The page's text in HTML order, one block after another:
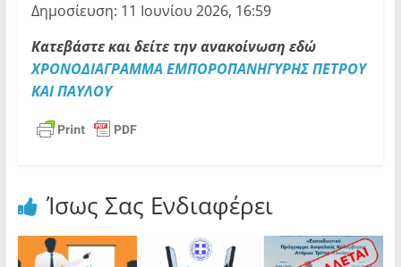
Δημοσίευση: 11 Ιουνίου 2026, 16:59
Κατεβάστε και δείτε την ανακοίνωση εδώ
ΧΡΟΝΟΔΙΑΓΡΑΜΜΑ ΕΜΠΟΡΟΠΑΝΗΓΥΡΗΣ ΠΕΤΡΟΥ
ΚΑΙ ΠΑΥΛΟΥ
Ίσως Σας Ενδιαφέρει